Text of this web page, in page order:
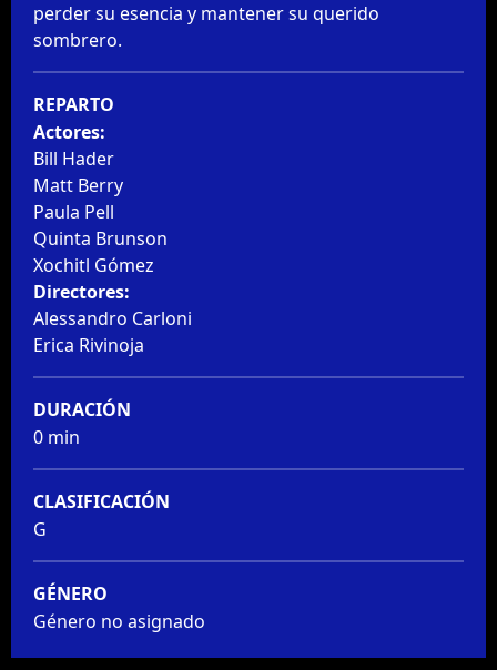
perder su esencia y mantener su querido
sombrero.
REPARTO
Actores:
Bill Hader
Matt Berry
Paula Pell
Quinta Brunson
Xochitl Gómez
Directores:
Alessandro Carloni
Erica Rivinoja
DURACIÓN
0 min
CLASIFICACIÓN
G
GÉNERO
Género no asignado